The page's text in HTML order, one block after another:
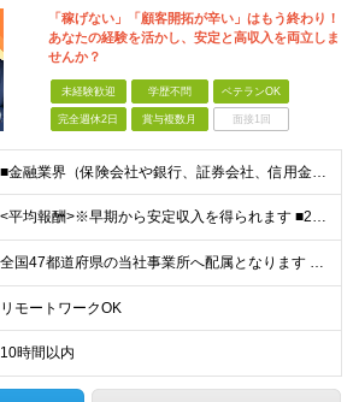
「稼げない」「顧客開拓が辛い」はもう終わり！
あなたの経験を活かし、安定と高収入を両立しま
せんか？
未経験歓迎 学歴不問 ベテランOK
完全週休2日 賞与複数月 面接1回
■金融業界（保険会社や銀行、証券会社、信用金庫など）の営業経験をお持ちの方 ■学歴不問 ※第二新卒の方も歓迎します ※直販の保険営業職経験者も多数活躍中。 お客さまへのご提案に集中できる仕組みにより
<平均報酬>※早期から安定収入を得られます ■2年目～：888万円 ■3年目～：960万円 ■4年目～：1028万円 ★成果連動型報酬（営業成績に応じて支給/45時間分固定残業代含む/超過分は別途支
全国47都道府県の当社事業所へ配属となります ※居住地や希望の勤務先を考慮します ※リモートワークOK／転勤なし ＜本社＞ 東京都台東区浅草橋1-1-8 FP浅草橋ビル (変更の範囲)上記を除く当
リモートワークOK
10時間以内